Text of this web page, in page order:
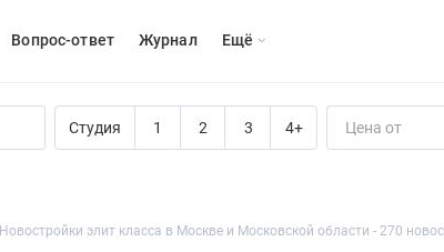
Вопрос-ответ Журнал Eщё
Студия 1 2 3 4+ Цена от
Новостройки элит класса в Москвe и Московской области - 270